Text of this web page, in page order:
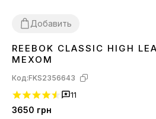
Добавить
43 4546
REEBOK CLASSIC HIGH
МЕХОМ
Код:FKS2356643
11
3650 грн